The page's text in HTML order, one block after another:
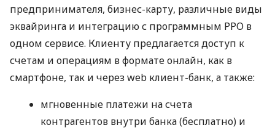
предпринимателя, бизнес-карту, различные виды
эквайринга и интеграцию с программным РРО в
одном сервисе. Клиенту предлагается доступ к
счетам и операциям в формате онлайн, как в
смартфоне, так и через web клиент-банк, а также:
мгновенные платежи на счета
контрагентов внутри банка (бесплатно) и